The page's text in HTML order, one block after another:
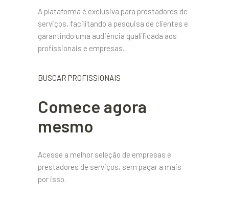
A plataforma é exclusiva para prestadores de
serviços, facilitando a pesquisa de clientes e
garantindo uma audiência qualificada aos
profissionais e empresas.
BUSCAR PROFISSIONAIS
Comece agora
mesmo
Acesse a melhor seleção de empresas e
prestadores de serviços, sem pagar a mais
por isso.